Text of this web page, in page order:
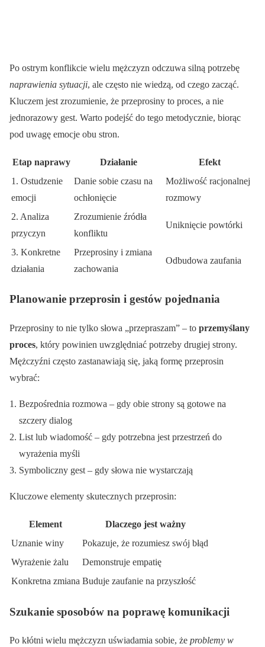
Po ostrym konflikcie wielu mężczyzn odczuwa silną potrzebę
naprawienia sytuacji, ale często nie wiedzą, od czego zacząć.
Kluczem jest zrozumienie, że przeprosiny to proces, a nie
jednorazowy gest. Warto podejść do tego metodycznie, biorąc
pod uwagę emocje obu stron.
Etap naprawy Działanie
Efekt
1. Ostudzenie
emocji
Danie sobie czasu na
ochłonięcie
Możliwość racjonalnej
rozmowy
2. Analiza
przyczyn
Zrozumienie źródła
konfliktu
Uniknięcie powtórki
3. Konkretne
działania
Przeprosiny i zmiana
zachowania
Odbudowa zaufania
Planowanie przeprosin i gestów pojednania
Przeprosiny to nie tylko słowa „przepraszam” – to przemyślany
proces, który powinien uwzględniać potrzeby drugiej strony.
Mężczyźni często zastanawiają się, jaką formę przeprosin
wybrać:
Bezpośrednia rozmowa – gdy obie strony są gotowe na
szczery dialog
List lub wiadomość – gdy potrzebna jest przestrzeń do
wyrażenia myśli
Symboliczny gest – gdy słowa nie wystarczają
Kluczowe elementy skutecznych przeprosin:
Element
Dlaczego jest ważny
Uznanie winy
Pokazuje, że rozumiesz swój błąd
Wyrażenie żalu
Demonstruje empatię
Konkretna zmiana Buduje zaufanie na przyszłość
Szukanie sposobów na poprawę komunikacji
Po kłótni wielu mężczyzn uświadamia sobie, że problemy w